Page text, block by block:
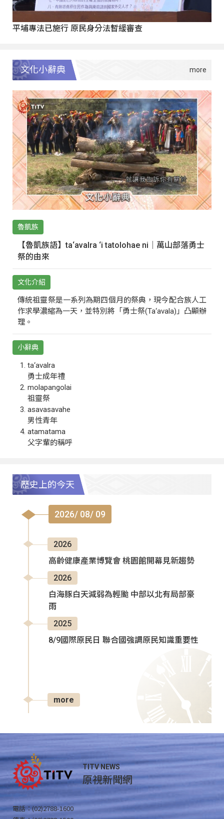
平埔專法已施行 原民身分法暫緩審查
文化小辭典
魯凱族
【魯凱族語】ta‘avalra ‘i tatolohae ni｜萬山部落勇士
祭的由來
文化介紹
傳統祖靈祭是一系列為期四個月的祭典，現今配合族人工
作求學濃縮為一天，並特別將「勇士祭(Ta‘avala)」凸顯辦
理。
小辭典
ta‘avalra
勇士成年禮
molapangolai
祖靈祭
asavasavahe
男性青年
atamatama
父字輩的稱呼
歷史上的今天
2026/ 08/ 09
2026
高齡健康產業博覽會 桃園館開幕見新趨勢
2026
白海豚白天減弱為輕颱 中部以北有局部豪
雨
2025
8/9國際原民日 聯合國強調原民知識重要性
more
TITV NEWS
原視新聞網
電話：(02)2788-1600